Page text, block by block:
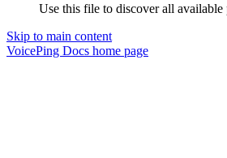
Use this file to discover all
Skip to main content
VoicePing Docs home page